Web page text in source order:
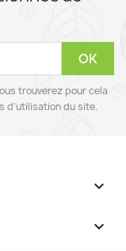
trouverez pour cela
d'utilisation du site.

